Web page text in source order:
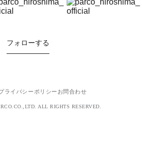
フォローする
ライバシーポリシー お問合わせ
ALL RIGHTS RESERVED.